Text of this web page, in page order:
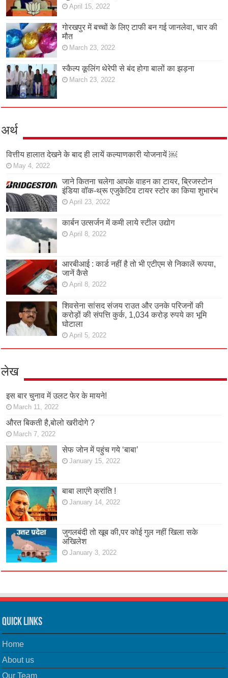
April 15, 2022
गोरखपुर में बच्चों के लिए टाफी बन गई जानलेवा, चार की
मौत
March 23, 2022
स्कैल्प कूलिंग थेरेपी से बंद होगा बालों का झड़ना
March 23, 2022
अर्थ
वित्तीय हालात देखने के बाद ही लायें कल्याणकारी योजनायें ￼
May 4, 2022
जाने कितना चलेगा आपके वाहन का टायर, ब्रिजस्टोन
इंडिया वॉक-थ्रू एजुकेटिव टायर स्टोर का किया शुभारंभ
April 23, 2022
कार्बन उत्सर्जन में कमी लाये स्टील उद्योग
April 8, 2022
आरबीआई : कार्ड नहीं है तो भी एटीएम से निकालें रूपया,
जानें कैसे
April 8, 2022
शिवसेना सांसद संजय राउत और उनके परिजनों की
करोड़ों की संपत्ति कुर्क, 1,034 करोड़ रुपये का भूमि
घोटाला
April 5, 2022
लेख
इस बार चुनाव में उलट फेर के मायने!
March 11, 2022
औरत बिकती है,बोलो खरीदोगे ?
March 7, 2022
सेफ जोन में पहुंच गये ‘बाबा’
January 15, 2022
बाबा लाएंगे क्रांति !
January 14, 2022
जुगलबंदी तो खूब की,पर कोई गुल नहीं खिला सके
अखिलेश
January 3, 2022
Quick Links
Home
About us
Our Team